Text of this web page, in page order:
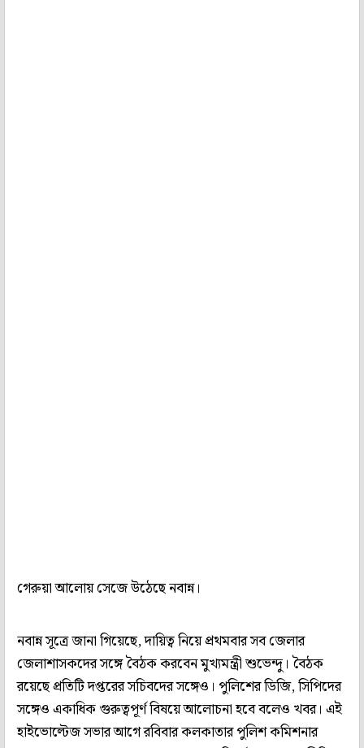
গেরুয়া আলোয় সেজে উঠেছে নবান্ন।
নবান্ন সূত্রে জানা গিয়েছে, দায়িত্ব নিয়ে প্রথমবার সব জেলার
জেলাশাসকদের সঙ্গে বৈঠক করবেন মুখ্যমন্ত্রী শুভেন্দু। বৈঠক
রয়েছে প্রতিটি দপ্তরের সচিবদের সঙ্গেও। পুলিশের ডিজি, সিপিদের
সঙ্গেও একাধিক গুরুত্বপূর্ণ বিষয়ে আলোচনা হবে বলেও খবর। এই
হাইভোল্টেজ সভার আগে রবিবার কলকাতার পুলিশ কমিশনার